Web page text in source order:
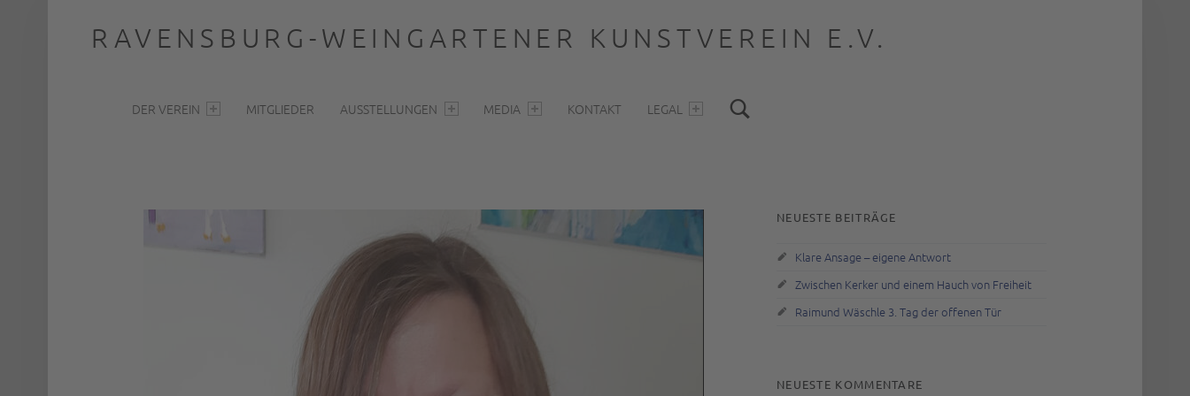
RAVENSBURG-WEINGARTENER KUNSTVEREIN E.V.
DER VEREIN MITGLIEDER AUSSTELLUNGEN MEDIA KONTAKT LEGAL
SIDEBAR
NEUESTE BEITRÄGE
Klare Ansage – eigene Antwort
Zwischen Kerker und einem Hauch von Freiheit
Raimund Wäschle 3. Tag der offenen Tür
NEUESTE KOMMENTARE